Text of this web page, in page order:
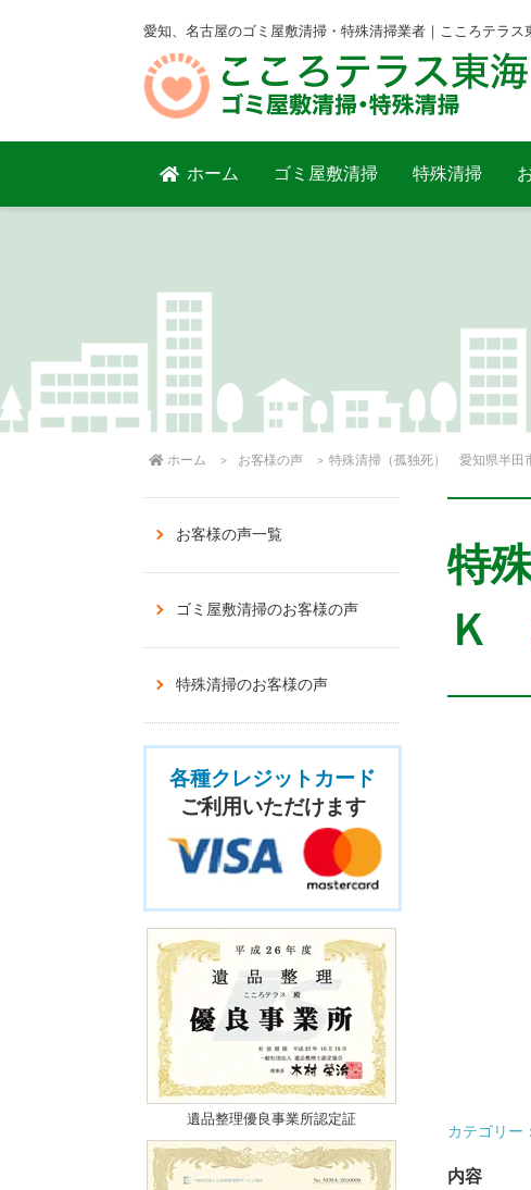
愛知、名古屋のゴミ屋敷清掃・特殊清掃業者｜こころテラス
ホーム ゴミ屋敷清掃 特殊清掃
ホーム お客様の声 特殊清掃（孤独死） 愛知県半
特
Ｋ
カテゴリー
内容
お客様の声一覧
ゴミ屋敷清掃のお客様の声
特殊清掃のお客様の声
各種クレジットカード
ご利用いただけます
遺品整理優良事業所認定証